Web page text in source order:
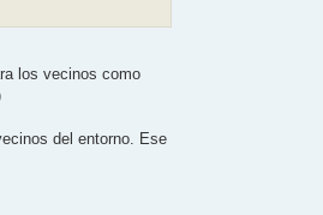
los vecinos como
del entorno. Ese